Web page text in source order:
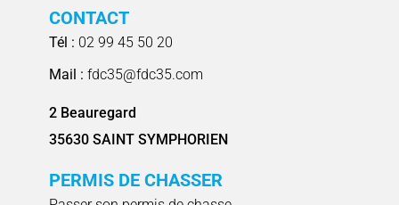
CONTACT
Tél : 02 99 45 50 20
Mail : fdc35@fdc35.com
2 Beauregard
35630 SAINT SYMPHORIEN
PERMIS DE CHASSER